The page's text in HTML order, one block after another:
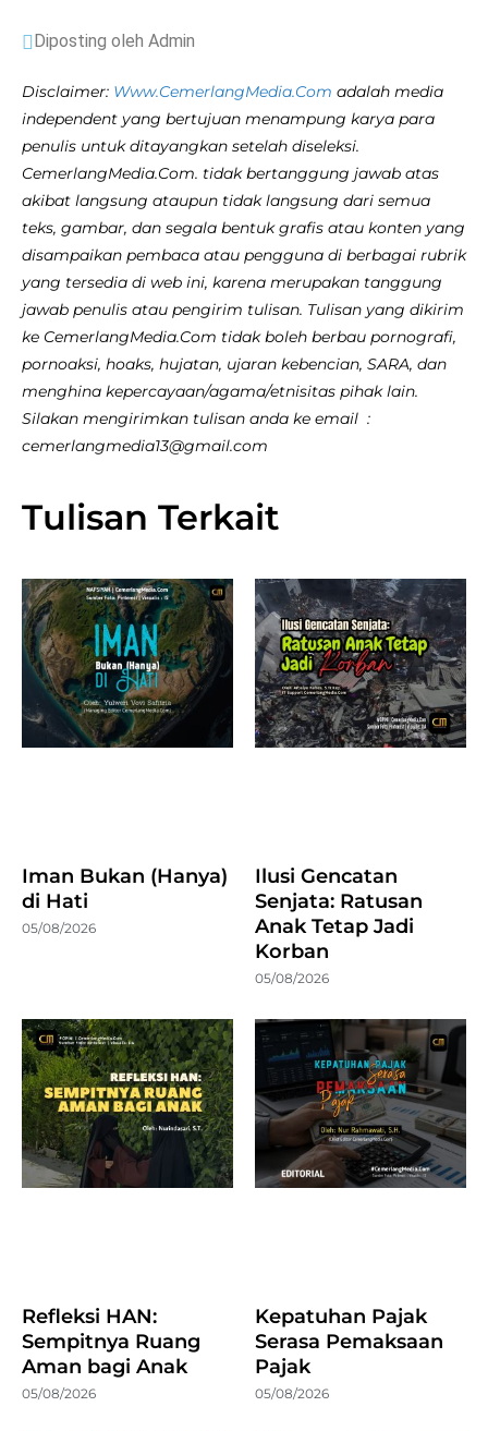
Diposting oleh Admin
Disclaimer: Www.CemerlangMedia.Com adalah media
independent yang bertujuan menampung karya para
penulis untuk ditayangkan setelah diseleksi.
CemerlangMedia.Com. tidak bertanggung jawab atas
akibat langsung ataupun tidak langsung dari semua
teks, gambar, dan segala bentuk grafis atau konten yang
disampaikan pembaca atau pengguna di berbagai rubrik
yang tersedia di web ini, karena merupakan tanggung
jawab penulis atau pengirim tulisan. Tulisan yang dikirim
ke CemerlangMedia.Com tidak boleh berbau pornografi,
pornoaksi, hoaks, hujatan, ujaran kebencian, SARA, dan
menghina kepercayaan/agama/etnisitas pihak lain.
Silakan mengirimkan tulisan anda ke email :
cemerlangmedia13@gmail.com
Tulisan Terkait
Iman Bukan (Hanya)
di Hati
05/08/2026
Ilusi Gencatan
Senjata: Ratusan
Anak Tetap Jadi
Korban
05/08/2026
Refleksi HAN:
Sempitnya Ruang
Aman bagi Anak
05/08/2026
Kepatuhan Pajak
Serasa Pemaksaan
Pajak
05/08/2026